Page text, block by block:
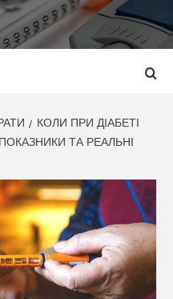
КОЛИ ПРИ ДІАБЕТІ
ТА РЕАЛЬНІ